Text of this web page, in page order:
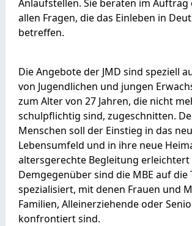
Anlaufstellen. Sie beraten im Auftrag
allen Fragen, die das Einleben in
betreffen.
Die Angebote der JMD sind speziell
von Jugendlichen und jungen
zum Alter von 27 Jahren, die nicht
schulpflichtig sind, zugeschnitten.
Menschen soll der Einstieg in das
Lebensumfeld und in ihre neue
altersgerechte Begleitung erleichtert
Demgegenüber sind die MBE auf die
spezialisiert, mit denen Frauen und
Familien, Alleinerziehende oder
konfrontiert sind.